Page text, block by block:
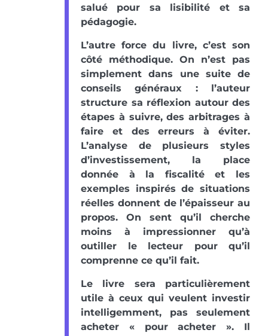
salué pour sa lisibilité et sa
pédagogie.
L’autre force du livre, c’est son
côté méthodique. On n’est pas
simplement dans une suite de
conseils généraux : l’auteur
structure sa réflexion autour des
étapes à suivre, des arbitrages à
faire et des erreurs à éviter.
L’analyse de plusieurs styles
d’investissement, la place
donnée à la fiscalité et les
exemples inspirés de situations
réelles donnent de l’épaisseur au
propos. On sent qu’il cherche
moins à impressionner qu’à
outiller le lecteur pour qu’il
comprenne ce qu’il fait.
Le livre sera particulièrement
utile à ceux qui veulent investir
intelligemment, pas seulement
acheter « pour acheter ». Il